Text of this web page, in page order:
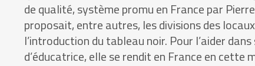
de qualité, système promu en France par
proposait, entre autres, les divisions des
l’introduction du tableau noir. Pour l’aider
d’éducatrice, elle se rendit en France en cette